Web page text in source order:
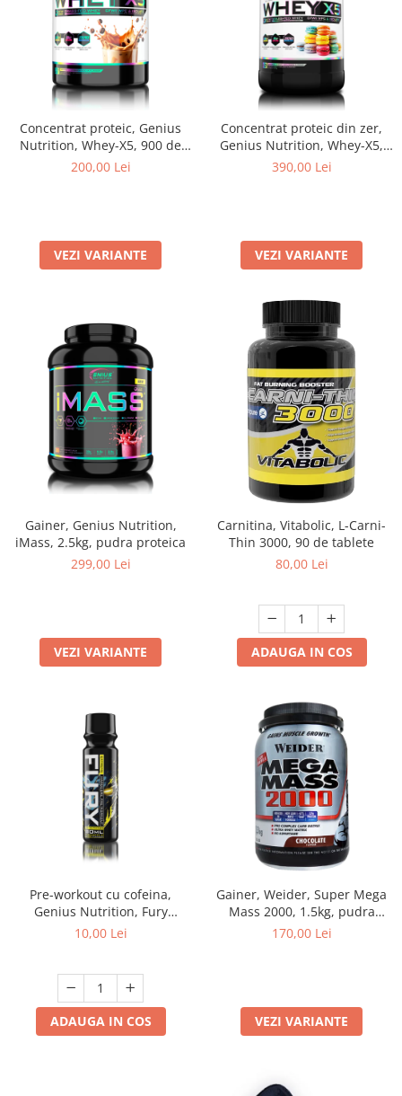
Concentrat proteic, Genius
Nutrition, Whey-X5, 900 de
grame, pudra proteica
200,00 Lei
VEZI VARIANTE
Concentrat proteic din zer,
Genius Nutrition, Whey-X5,
2kg, pudra proteica
390,00 Lei
VEZI VARIANTE
Gainer, Genius Nutrition,
iMass, 2.5kg, pudra proteica
299,00 Lei
VEZI VARIANTE
Carnitina, Vitabolic, L-Carni-
Thin 3000, 90 de tablete
80,00 Lei
ADAUGA IN COS
Pre-workout cu cofeina,
Genius Nutrition, Fury
Extreme, Shot de 80ml
10,00 Lei
ADAUGA IN COS
Gainer, Weider, Super Mega
Mass 2000, 1.5kg, pudra
proteica
170,00 Lei
VEZI VARIANTE